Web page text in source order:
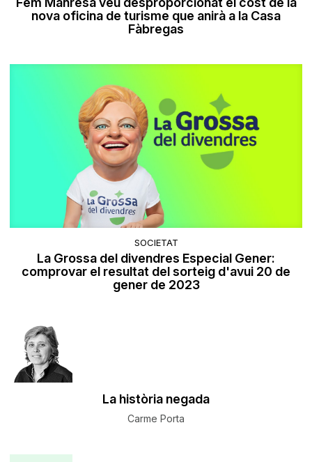
nova oficina de turisme que anirà a la Casa
Fàbregas
SOCIETAT
La Grossa del divendres Especial Gener:
comprovar el resultat del sorteig d'avui 20 de
gener de 2023
La història negada
Carme Porta